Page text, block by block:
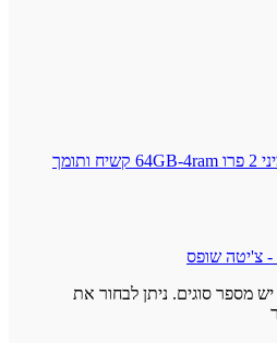
- צ'יטה שופס
יש מספר סוגים. ניתן לבחור את